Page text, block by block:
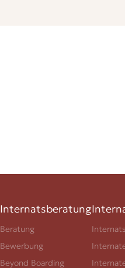
Internatsberatung
Beratung
Bewerbung
Beyond Boarding